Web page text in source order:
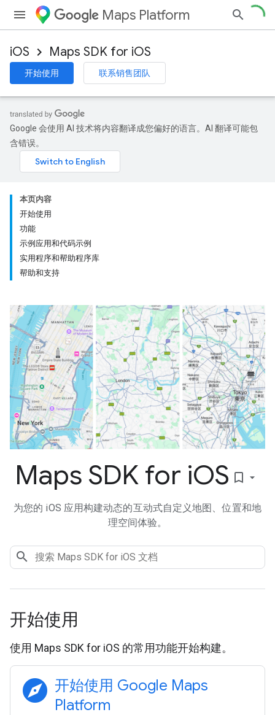
Maps Platform
iOS Maps SDK for iOS
开始使用 联系销售团队
Google 会使用 AI 技术将内容翻译成您偏好的语言。AI 翻译可能包
含错误。
本页内容
开始使用
功能
示例应用和代码示例
实用程序和帮助程序库
帮助和支持
Maps SDK for iOS bookmark_border
为您的 iOS 应用构建动态的互动式自定义地图、位置和地
理空间体验。
开始使用
使用 Maps SDK for iOS 的常用功能开始构建。
explore 开始使用 Google Maps
Platform